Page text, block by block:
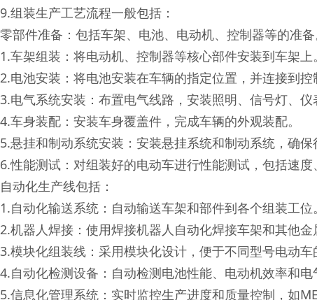
9.组装生产工艺流程一般包括：
零部件准备：包括车架、电池、电动机、控制器等的准备
1.车架组装：将电动机、控制器等核心部件安装到车架上。
2.电池安装：将电池安装在车辆的指定位置，并连接到控
3.电气系统安装：布置电气线路，安装照明、信号灯、仪
4.车身装配：安装车身覆盖件，完成车辆的外观装配。
5.悬挂和制动系统安装：安装悬挂系统和制动系统，确保
6.性能测试：对组装好的电动车进行性能测试，包括速度
自动化生产线包括：
1.自动化输送系统：自动输送车架和部件到各个组装工位。
2.机器人焊接：使用焊接机器人自动化焊接车架和其他金
3.模块化组装线：采用模块化设计，便于不同型号电动车
4.自动化检测设备：自动检测电池性能、电动机效率和电
5.信息化管理系统：实时监控生产进度和质量控制，如